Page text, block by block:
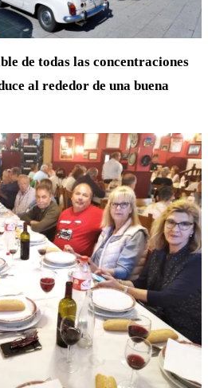
de todas las concentraciones
al rededor de una buena